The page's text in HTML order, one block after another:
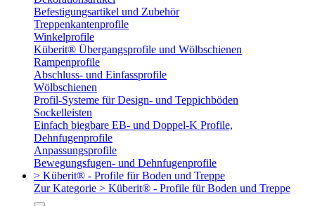
Befestigungsartikel und Zubehör
Treppenkantenprofile
Winkelprofile
Küberit® Übergangsprofile und Wölbschienen
Rampenprofile
Abschluss- und Einfassprofile
Wölbschienen
Profil-Systeme für Design- und Teppichböden
Sockelleisten
Einfach biegbare EB- und Doppel-K Profile,
Dehnfugenprofile
Anpassungsprofile
Bewegungsfugen- und Dehnfugenprofile
> Küberit® - Profile für Boden und Treppe
Zur Kategorie > Küberit® - Profile für Boden und Treppe